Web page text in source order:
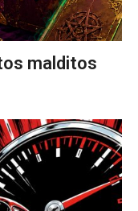
malditos